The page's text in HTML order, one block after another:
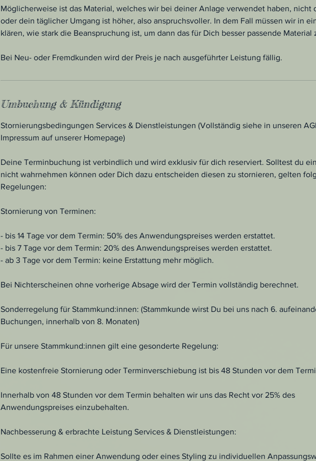
Möglicherweise ist das Material, welches wir bei deiner Anlage verwendet haben, nicht
oder dein täglicher Umgang ist höher, also anspruchsvoller. In dem Fall müssen wir in
klären, wie stark die Beanspruchung ist, um dann das für Dich besser passende Material
Bei Neu- oder Fremdkunden wird der Preis je nach ausgeführter Leistung fällig.
Umbuchung & Kündigung
Stornierungsbedingungen Services & Dienstleistungen (Vollständig siehe in unseren
Impressum auf unserer Homepage)
Deine Terminbuchung ist verbindlich und wird exklusiv für dich reserviert. Solltest du
nicht wahrnehmen können oder Dich dazu entscheiden diesen zu stornieren, gelten
Regelungen:
Stornierung von Terminen:
- bis 14 Tage vor dem Termin: 50% des Anwendungspreises werden erstattet.
- bis 7 Tage vor dem Termin: 20% des Anwendungspreises werden erstattet.
- ab 3 Tage vor dem Termin: keine Erstattung mehr möglich.
Bei Nichterscheinen ohne vorherige Absage wird der Termin vollständig berechnet.
Sonderregelung für Stammkund:innen: (Stammkunde wirst Du bei uns nach 6.
Buchungen, innerhalb von 8. Monaten)
Für unsere Stammkund:innen gilt eine gesonderte Regelung:
Eine kostenfreie Stornierung oder Terminverschiebung ist bis 48 Stunden vor dem
Innerhalb von 48 Stunden vor dem Termin behalten wir uns das Recht vor 25% des
Anwendungspreises einzubehalten.
Nachbesserung & erbrachte Leistung Services & Dienstleistungen:
Sollte es im Rahmen einer Anwendung oder eines Styling zu individuellen